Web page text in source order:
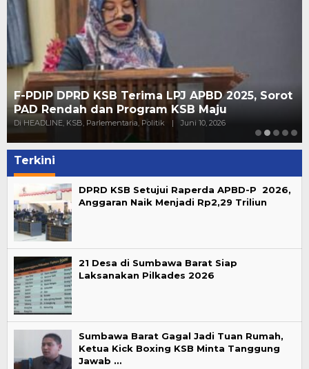
F-PDIP DPRD KSB Terima LPJ APBD 2025, Sorot
PAD Rendah dan Program KSB Maju
Di HEADLINE, KSB, Parlementaria, Politik | Juni 10, 2026
Terkini
DPRD KSB Setujui Raperda APBD-P 2026,
Anggaran Naik Menjadi Rp2,29 Triliun
21 Desa di Sumbawa Barat Siap
Laksanakan Pilkades 2026
Sumbawa Barat Gagal Jadi Tuan Rumah,
Ketua Kick Boxing KSB Minta Tanggung
Jawab …